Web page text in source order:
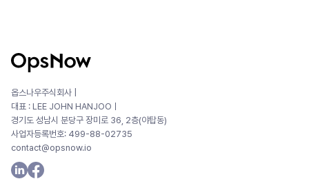
옵스나우주식회사 |
대표 : LEE JOHN HANJOOㅣ
경기도 성남시 분당구 장미로 36, 2층(야탑동)
사업자등록번호: 499-88-02735
contact@opsnow.io